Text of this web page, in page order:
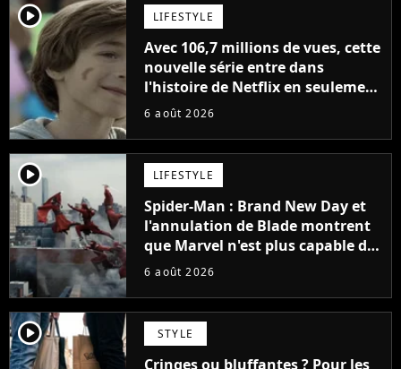
player2 LIFESTYLE
Avec 106,7 millions de vues, cette
nouvelle série entre dans
l'histoire de Netflix en seulement
48 jours
6 août 2026
player2 LIFESTYLE
Spider-Man : Brand New Day et
l'annulation de Blade montrent
que Marvel n'est plus capable de
faire quoi que ce soit de simple
6 août 2026
player2 STYLE
Cringes ou bluffantes ? Pour les